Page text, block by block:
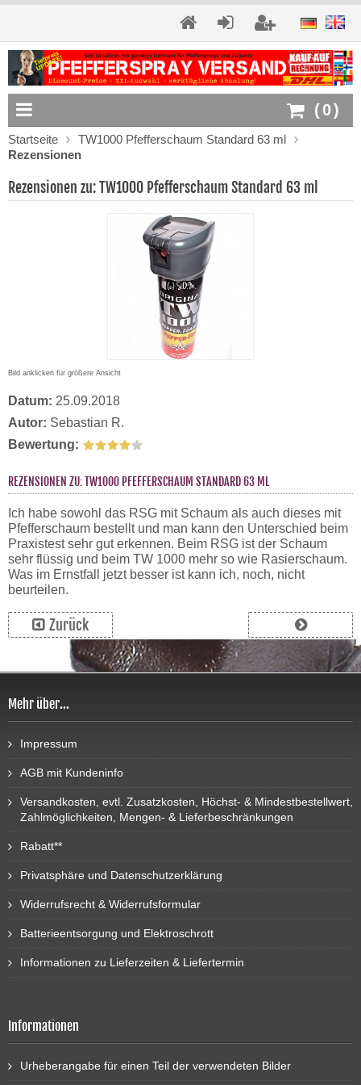
(0)
Startseite
TW1000 Pfefferschaum Standard 63 ml
Rezensionen
Rezensionen zu: TW1000 Pfefferschaum Standard 63 ml
Bild anklicken für größere Ansicht
Datum: 25.09.2018
Autor: Sebastian R.
Bewertung:
REZENSIONEN ZU: TW1000 PFEFFERSCHAUM STANDARD 63 ML
Ich habe sowohl das RSG mit Schaum als auch dieses mit
Pfefferschaum bestellt und man kann den Unterschied beim
Praxistest sehr gut erkennen. Beim RSG ist der Schaum
sehr flüssig und beim TW 1000 mehr so wie Rasierschaum.
Was im Ernstfall jetzt besser ist kann ich, noch, nicht
beurteilen.
Zurück
Mehr über...
Impressum
AGB mit Kundeninfo
Versandkosten, evtl. Zusatzkosten, Höchst- & Mindestbestellwert,
Zahlmöglichkeiten, Mengen- & Lieferbeschränkungen
Rabatt**
Privatsphäre und Datenschutzerklärung
Widerrufsrecht & Widerrufsformular
Batterieentsorgung und Elektroschrott
Informationen zu Lieferzeiten & Liefertermin
Informationen
Urheberangabe für einen Teil der verwendeten Bilder